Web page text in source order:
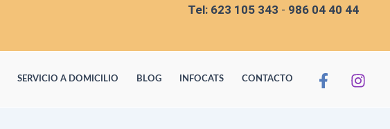
Tel: 623 105 343 - 986 04 40 44
SERVICIO A DOMICILIO BLOG INFOCATS CONTACTO